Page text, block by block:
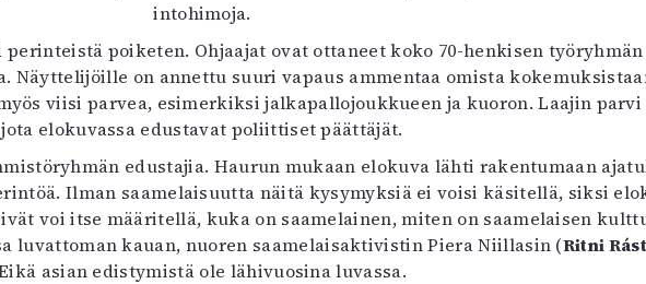
intohimoja.
poiketen. Ohjaajat ovat ottaneet koko 70-henkisen
on annettu suuri vapaus ammentaa omista
viisi parvea, esimerkiksi jalkapallojoukkueen ja kuoron. Laajin
jota elokuvassa edustavat poliittiset päättäjät.
edustajia. Haurun mukaan elokuva lähti rakentumaan
Ilman saamelaisuutta näitä kysymyksiä ei voisi käsitellä, siksi
voi itse määritellä, kuka on saamelainen, miten on saamelaisen
luvattoman kauan, nuoren saamelaisaktivistin Piera Niillasin (Ritni
asian edistymistä ole lähivuosina luvassa.